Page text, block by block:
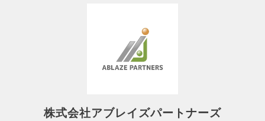
株式会社アブレイズパートナーズ